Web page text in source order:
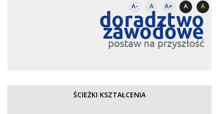
A- A A+ A A
doradztwo
zawodowe
postaw na przyszłość
ŚCIEŻKI KSZTAŁCENIA